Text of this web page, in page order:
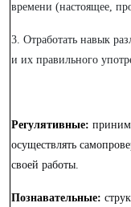
времени (настоящее,
3. Отработать навык
и их правильного
Регулятивные:
осуществлять
своей работы.
Познавательные: